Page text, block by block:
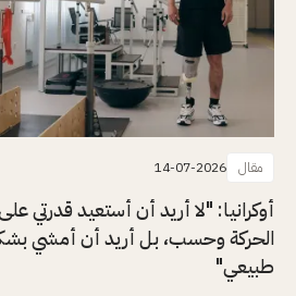
مقال 14-07-2026
أوكرانيا: "لا أريد أن أستعيد قدرتي
الحركة وحسب، بل أريد أن أمشي
طبيعي"